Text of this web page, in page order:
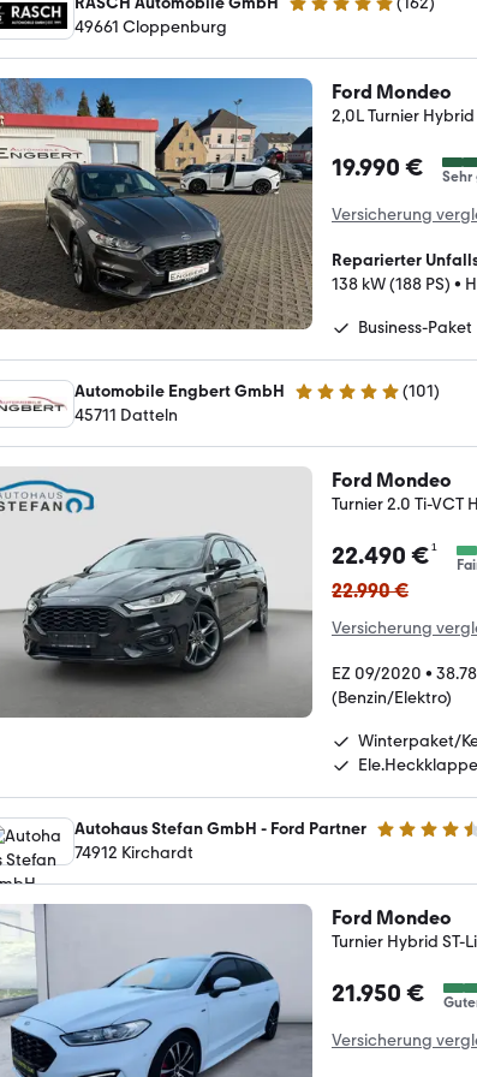
4.9 Sterne
49661 Cloppenburg
Ford Mondeo
2,0L Turnier
19.990 € Sehr
Versicherung
Reparierter
138 kW (188 PS) •
Business-Paket
Automobile Engbert GmbH 4.9 Sterne (101)
45711 Datteln
Ford Mondeo
Turnier 2.0 Ti-VCT
22.490 €¹
22.990 €
Versicherung
EZ 09/2020 •
(Benzin/Elektro)
Winterpaket/
Autohaus Stefan GmbH - Ford Partner 4.7 Sterne
74912 Kirchardt
Ford Mondeo
Turnier Hybrid ST-
21.950 €
Versicherung